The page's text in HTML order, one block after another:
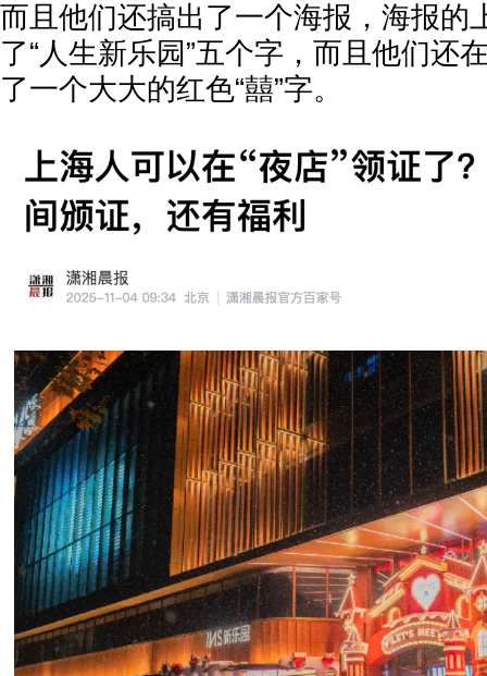
而且他们还搞出了一个海报，海报的
了“人生新乐园”五个字，而且他们还
了一个大大的红色“囍”字。